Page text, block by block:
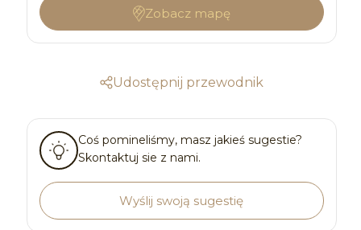
Zobacz mapę
Udostępnij przewodnik
Coś pomineliśmy, masz jakieś sugestie?
Skontaktuj sie z nami.
Wyślij swoją sugestię